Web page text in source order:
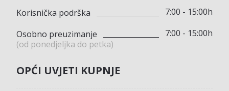
Korisnička podrška
7:00 - 15:00h
Osobno preuzimanje
(od ponedjeljka do petka)
7:00 - 15:00h
OPĆI UVJETI KUPNJE